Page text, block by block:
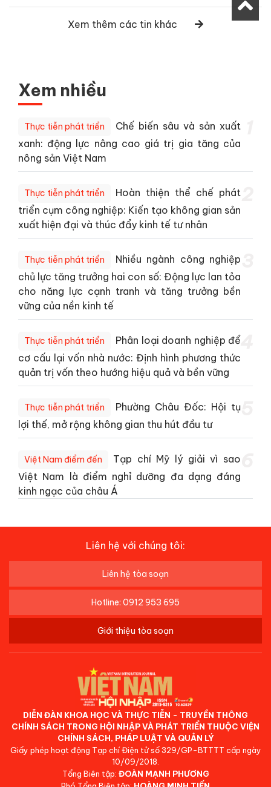
Xem thêm các tin khác
Xem nhiều
Thực tiễn phát triển
Chế biến sâu và sản xuất
xanh: động lực nâng cao giá trị gia tăng của
nông sản Việt Nam
Thực tiễn phát triển
Hoàn thiện thể chế phát
triển cụm công nghiệp: Kiến tạo không gian sản
xuất hiện đại và thúc đẩy kinh tế tư nhân
Thực tiễn phát triển
Nhiều ngành công nghiệp
chủ lực tăng trưởng hai con số: Động lực lan tỏa
cho năng lực cạnh tranh và tăng trưởng bền
vững của nền kinh tế
Thực tiễn phát triển
Phân loại doanh nghiệp để
cơ cấu lại vốn nhà nước: Định hình phương thức
quản trị vốn theo hướng hiệu quả và bền vững
4
Thực tiễn phát triển
Phường Châu Đốc: Hội tụ
lợi thế, mở rộng không gian thu hút đầu tư
Việt Nam điểm đến
Tạp chí Mỹ lý giải vì sao
Việt Nam là điểm nghỉ dưỡng đa dạng đáng
kinh ngạc của châu Á
Liên hệ với chúng tôi:
Liên hệ tòa soạn
Hotline: 0912 953 695
Giới thiệu tòa soạn
DIỄN ĐÀN KHOA HỌC VÀ THỰC TIỄN - TRUYỀN THÔNG
CHÍNH SÁCH TRONG HỘI NHẬP VÀ PHÁT TRIỂN THUỘC VIỆN
CHÍNH SÁCH, PHÁP LUẬT VÀ QUẢN LÝ
Giấy phép hoạt động Tạp chí Điện tử số 329/GP-BTTTT cấp ngày
10/09/2018.
Tổng Biên tập: ĐOÀN MẠNH PHƯƠNG